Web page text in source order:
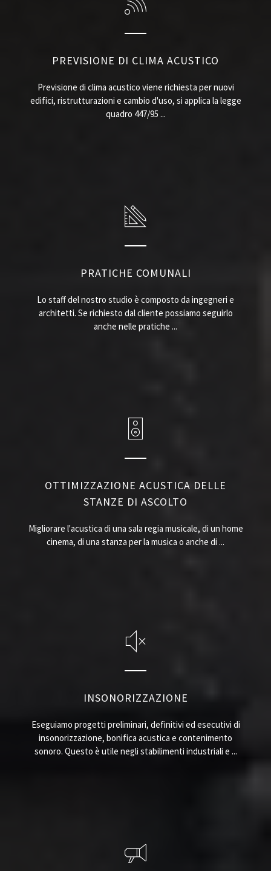
PREVISIONE DI CLIMA ACUSTICO
Previsione di clima acustico viene richiesta per nuovi
edifici, ristrutturazioni e cambio d'uso, si applica la legge
quadro 447/95 ...
PRATICHE COMUNALI
Lo staff del nostro studio è composto da ingegneri e
architetti. Se richiesto dal cliente possiamo seguirlo
anche nelle pratiche ...
OTTIMIZZAZIONE ACUSTICA DELLE
STANZE DI ASCOLTO
Migliorare l'acustica di una sala regia musicale, di un home
cinema, di una stanza per la musica o anche di ...
INSONORIZZAZIONE
Eseguiamo progetti preliminari, definitivi ed esecutivi di
insonorizzazione, bonifica acustica e contenimento
sonoro. Questo è utile negli stabilimenti industriali e ...